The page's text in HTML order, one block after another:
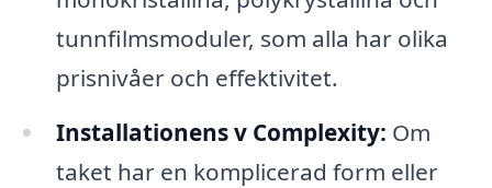
tunnfilmsmoduler, som alla har olika
prisnivåer och effektivitet.
Installationens v Complexity: Om
taket har en komplicerad form eller